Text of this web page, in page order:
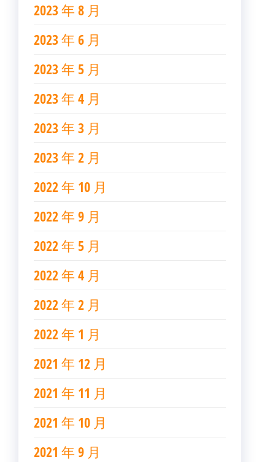
2023 年 8 月
2023 年 6 月
2023 年 5 月
2023 年 4 月
2023 年 3 月
2023 年 2 月
2022 年 10 月
2022 年 9 月
2022 年 5 月
2022 年 4 月
2022 年 2 月
2022 年 1 月
2021 年 12 月
2021 年 11 月
2021 年 10 月
2021 年 9 月